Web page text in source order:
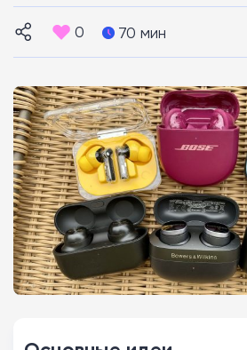
0 70 мин